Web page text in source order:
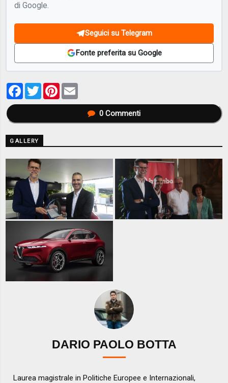
di Google.
Seguici su Telegram
Fonte preferita su Google
Facebook
TwitterPinterest
0Commenti
GALLERY
DARIO PAOLO BOTTA
Laurea magistrale in Politiche Europee e Internazionali,